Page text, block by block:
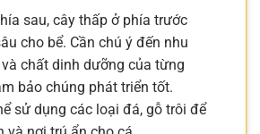
sau, cây thấp ở phía trước
cho bể. Cần chú ý đến nhu
chất dinh dưỡng của từng
bảo chúng phát triển tốt.
sử dụng các loại đá, gỗ trôi để